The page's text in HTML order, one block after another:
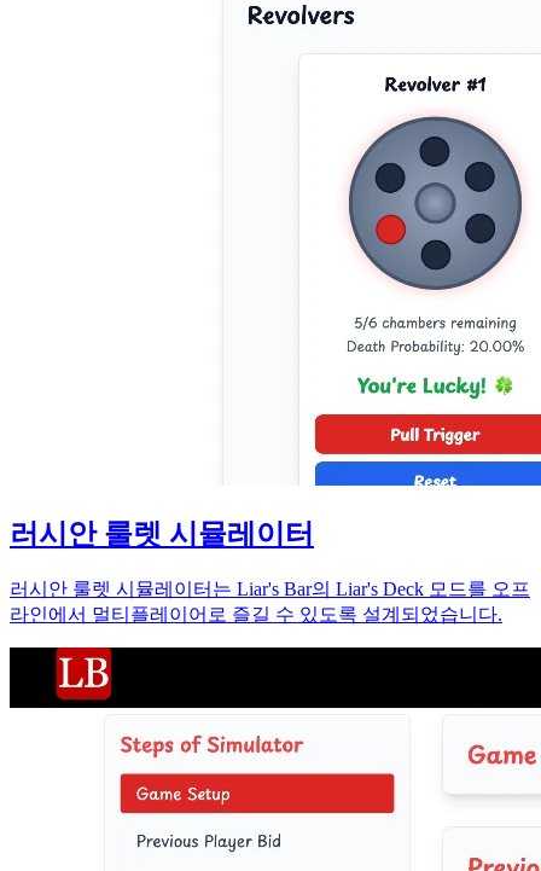
러시안 룰렛 시뮬레이터
러시안 룰렛 시뮬레이터는 Liar's Bar의 Liar's Deck 모드를 오프
라인에서 멀티플레이어로 즐길 수 있도록 설계되었습니다.